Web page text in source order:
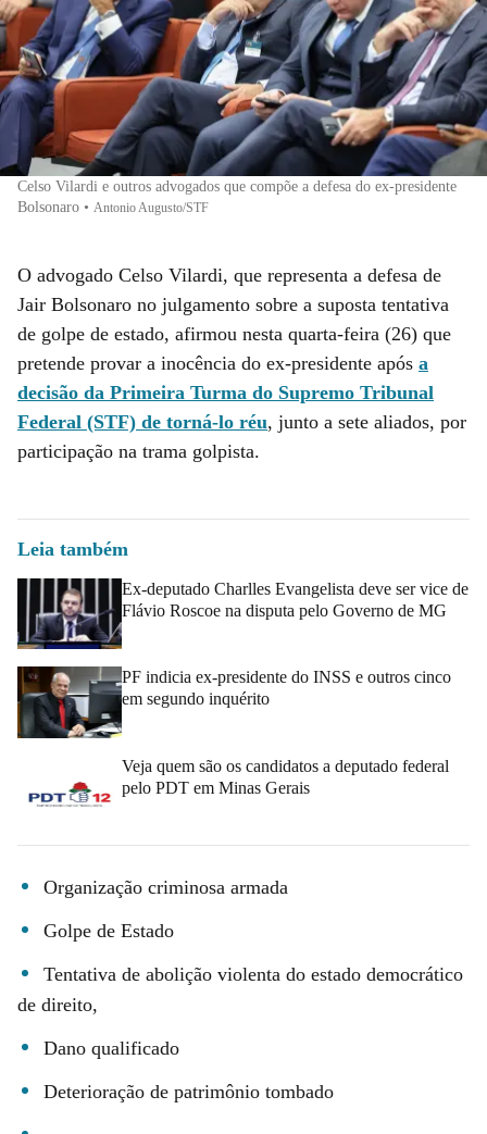
Celso Vilardi e outros advogados que compõe a defesa do ex-presidente
Bolsonaro • Antonio Augusto/STF
O advogado Celso Vilardi, que representa a defesa de
Jair Bolsonaro no julgamento sobre a suposta tentativa
de golpe de estado, afirmou nesta quarta-feira (26) que
pretende provar a inocência do ex-presidente após a
decisão da Primeira Turma do Supremo Tribunal
Federal (STF) de torná-lo réu, junto a sete aliados, por
participação na trama golpista.
Leia também
Ex-deputado Charlles Evangelista deve ser vice de
Flávio Roscoe na disputa pelo Governo de MG
PF indicia ex-presidente do INSS e outros cinco
em segundo inquérito
Veja quem são os candidatos a deputado federal
pelo PDT em Minas Gerais
Organização criminosa armada
Golpe de Estado
Tentativa de abolição violenta do estado democrático
de direito,
Dano qualificado
Deterioração de patrimônio tombado